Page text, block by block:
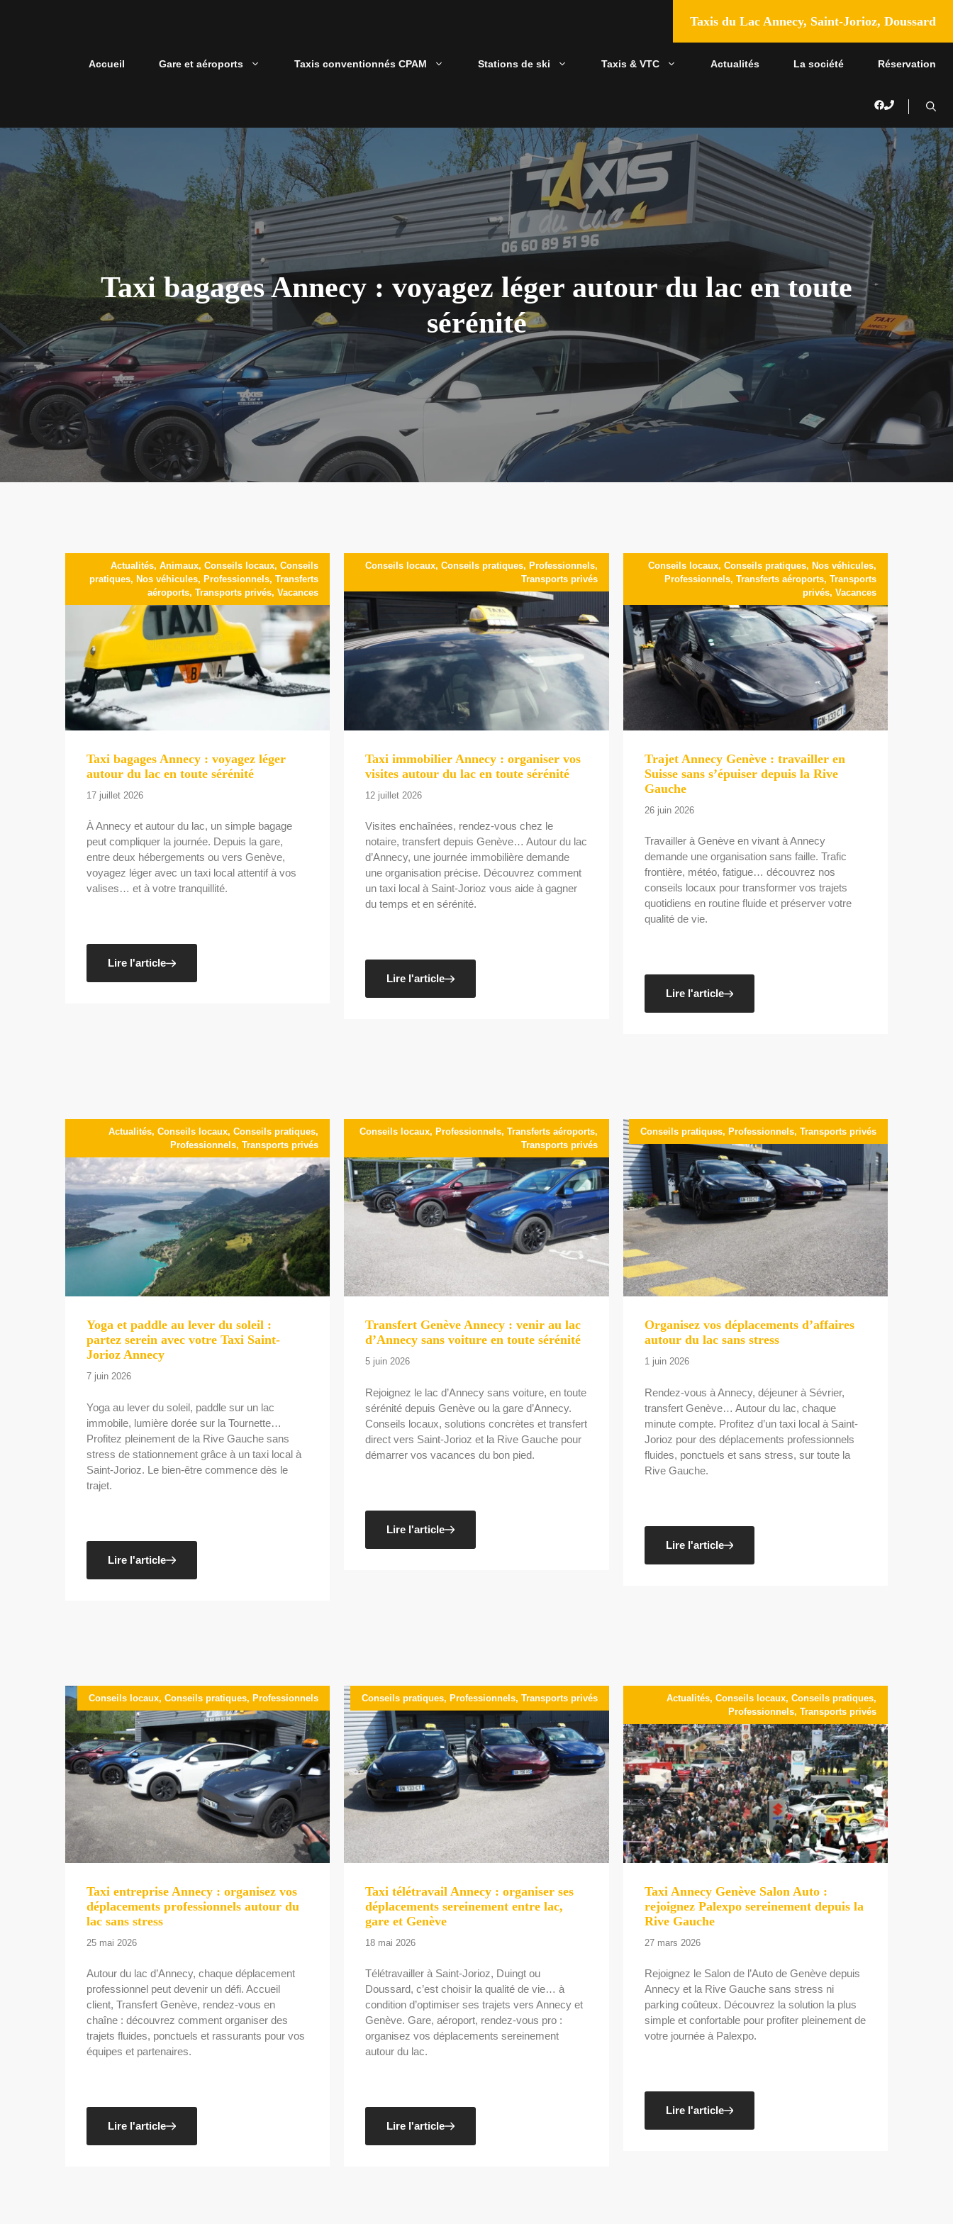
Taxis du Lac Annecy, Saint-Jorioz, Doussard
Accueil Gare et aéroports Taxis conventionnés CPAM Stations de ski Taxis & VTC Actualités La société Réservation
Taxi bagages Annecy : voyagez léger autour du lac en toute
sérénité
Actualités,Animaux,Conseils locaux,Conseils
pratiques, Nos véhicules, Professionnels,Transferts
aéroports,Transports privés,Vacances
Taxi bagages Annecy : voyagez léger
autour du lac en toute sérénité
17 juillet 2026
À Annecy et autour du lac, un simple bagage
peut compliquer la journée. Depuis la gare,
entre deux hébergements ou vers Genève,
voyagez léger avec un taxi local attentif à vos
valises… et à votre tranquillité.
Lire l'article
Conseils locaux, Conseils pratiques, Professionnels,
Transports privés
Taxi immobilier Annecy : organiser vos
visites autour du lac en toute sérénité
12 juillet 2026
Visites enchaînées, rendez-vous chez le
notaire, transfert depuis Genève… Autour du lac
d’Annecy, une journée immobilière demande
une organisation précise. Découvrez comment
un taxi local à Saint-Jorioz vous aide à gagner
du temps et en sérénité.
Lire l'article
Conseils locaux, Conseils pratiques, Nos véhicules,
Professionnels, Transferts aéroports, Transports
privés, Vacances
Trajet Annecy Genève : travailler en
Suisse sans s’épuiser depuis la Rive
Gauche
26 juin 2026
Travailler à Genève en vivant à Annecy
demande une organisation sans faille. Trafic
frontière, météo, fatigue… découvrez nos
conseils locaux pour transformer vos trajets
quotidiens en routine fluide et préserver votre
qualité de vie.
Lire l'article
Actualités,Conseils locaux,Conseils pratiques,
Professionnels,Transports privés
Yoga et paddle au lever du soleil :
partez serein avec votre Taxi Saint-
Jorioz Annecy
7 juin 2026
Yoga au lever du soleil, paddle sur un lac
immobile, lumière dorée sur la Tournette…
Profitez pleinement de la Rive Gauche sans
stress de stationnement grâce à un taxi local à
Saint-Jorioz. Le bien-être commence dès le
trajet.
Lire l'article
Conseils locaux, Professionnels, Transferts aéroports,
Transports privés
Transfert Genève Annecy : venir au lac
d’Annecy sans voiture en toute sérénité
5 juin 2026
Rejoignez le lac d’Annecy sans voiture, en toute
sérénité depuis Genève ou la gare d’Annecy.
Conseils locaux, solutions concrètes et transfert
direct vers Saint-Jorioz et la Rive Gauche pour
démarrer vos vacances du bon pied.
Lire l'article
Conseils pratiques, Professionnels, Transports privés
Organisez vos déplacements d’affaires
autour du lac sans stress
1 juin 2026
Rendez-vous à Annecy, déjeuner à Sévrier,
transfert Genève… Autour du lac, chaque
minute compte. Profitez d’un taxi local à Saint-
Jorioz pour des déplacements professionnels
fluides, ponctuels et sans stress, sur toute la
Rive Gauche.
Lire l'article
Conseils locaux,Conseils pratiques, Professionnels
Taxi entreprise Annecy : organisez vos
déplacements professionnels autour du
lac sans stress
25 mai 2026
Autour du lac d’Annecy, chaque déplacement
professionnel peut devenir un défi. Accueil
client, Transfert Genève, rendez-vous en
chaîne : découvrez comment organiser des
trajets fluides, ponctuels et rassurants pour vos
équipes et partenaires.
Lire l'article
Conseils pratiques, Professionnels, Transports privés
Taxi télétravail Annecy : organiser ses
déplacements sereinement entre lac,
gare et Genève
18 mai 2026
Télétravailler à Saint-Jorioz, Duingt ou
Doussard, c’est choisir la qualité de vie… à
condition d’optimiser ses trajets vers Annecy et
Genève. Gare, aéroport, rendez-vous pro :
organisez vos déplacements sereinement
autour du lac.
Lire l'article
Actualités, Conseils locaux, Conseils pratiques,
Professionnels, Transports privés
Taxi Annecy Genève Salon Auto :
rejoignez Palexpo sereinement depuis la
Rive Gauche
27 mars 2026
Rejoignez le Salon de l’Auto de Genève depuis
Annecy et la Rive Gauche sans stress ni
parking coûteux. Découvrez la solution la plus
simple et confortable pour profiter pleinement de
votre journée à Palexpo.
Lire l'article